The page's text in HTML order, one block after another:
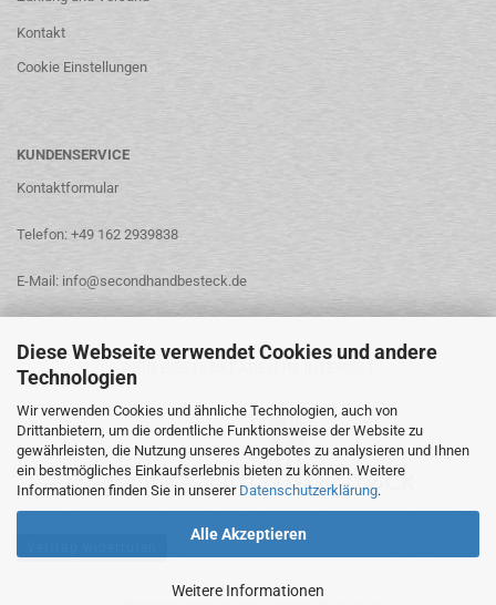
Diese Webseite verwendet Cookies und andere
Technologien
Wir verwenden Cookies und ähnliche Technologien, auch von
Drittanbietern, um die ordentliche Funktionsweise der Website zu
gewährleisten, die Nutzung unseres Angebotes zu analysieren und Ihnen
ein bestmögliches Einkaufserlebnis bieten zu können. Weitere
Informationen finden Sie in unserer Datenschutzerklärung.
Alle Akzeptieren
Weitere Informationen
Kontakt
Cookie Einstellungen
KUNDENSERVICE
Kontaktformular
Telefon: +49 162 2939838
E-Mail: info@secondhandbesteck.de